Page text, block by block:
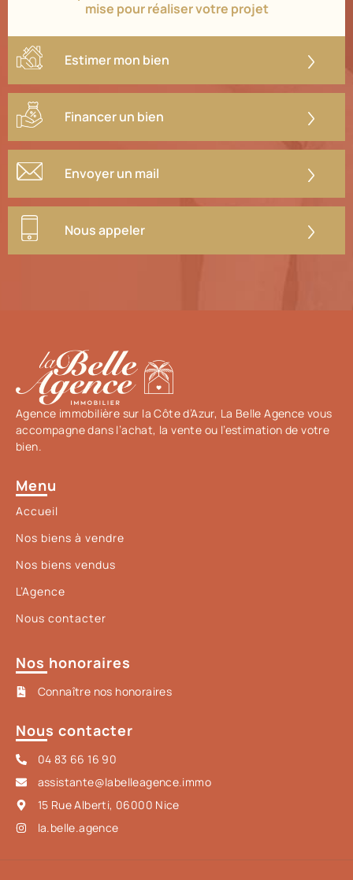
mise pour réaliser votre projet
Estimer mon bien
Financer un bien
Envoyer un mail
Nous appeler
Agence immobilière sur la Côte d’Azur, La Belle Agence vous
accompagne dans l’achat, la vente ou l’estimation de votre
bien.
Menu
Accueil
Nos biens à vendre
Nos biens vendus
L’Agence
Nous contacter
Nos honoraires
Connaître nos honoraires
Nous contacter
04 83 66 16 90
assistante@labelleagence.immo
15 Rue Alberti, 06000 Nice
la.belle.agence